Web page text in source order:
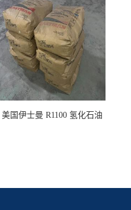
剂雾面滑剂防粘剂 TPU抗黄
变剂 抗黄变耐黄剂
美国伊士曼 R1100 氢化石油